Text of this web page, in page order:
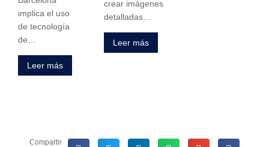
implica el uso
de tecnología
de…
Leer más
crear imágenes
detalladas…
Leer más
Compartir